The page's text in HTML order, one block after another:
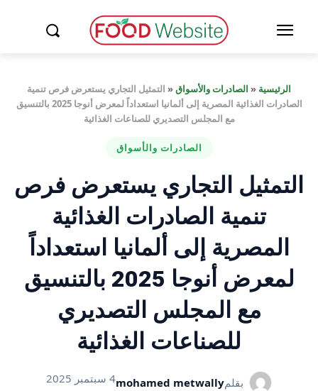
الرئيسية « الصادرات والأسواق« التمثيل التجاري يستعرض فرص تنمية
الصادرات الغذائية المصرية إلى ألمانيا استعداداً لمعرض أنوجا 2025 بالتنسيق
مع المجلس التصديري للصناعات الغذائية
الصادرات والأسواق
التمثيل التجاري يستعرض فرص
تنمية الصادرات الغذائية
المصرية إلى ألمانيا استعداداً
لمعرض أنوجا 2025 بالتنسيق
مع المجلس التصديري
للصناعات الغذائية
بقلمmohamed metwally4 سبتمبر 2025